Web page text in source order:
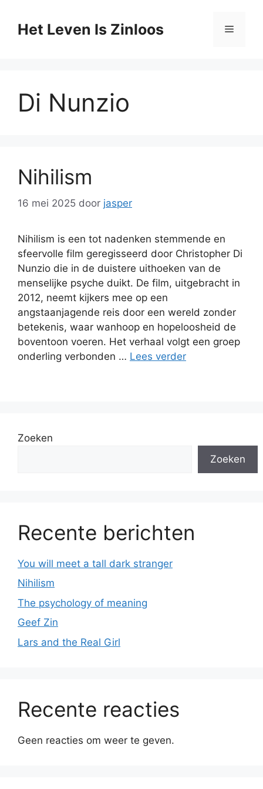
naarHet Leven Is Zinloos Menu
Di Nunzio
Nihilism
16 mei 2025 door jasper
Nihilism is een tot nadenken stemmende en
sfeervolle film geregisseerd door Christopher Di
Nunzio die in de duistere uithoeken van de
menselijke psyche duikt. De film, uitgebracht in
2012, neemt kijkers mee op een
angstaanjagende reis door een wereld zonder
betekenis, waar wanhoop en hopeloosheid de
boventoon voeren. Het verhaal volgt een groep
onderling verbonden … Lees verder
Zoeken
Zoeken
Recente berichten
You will meet a tall dark stranger
Nihilism
The psychology of meaning
Geef Zin
Lars and the Real Girl
Recente reacties
Geen reacties om weer te geven.